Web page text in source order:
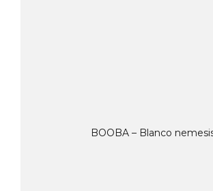
BOOBA – Blanco